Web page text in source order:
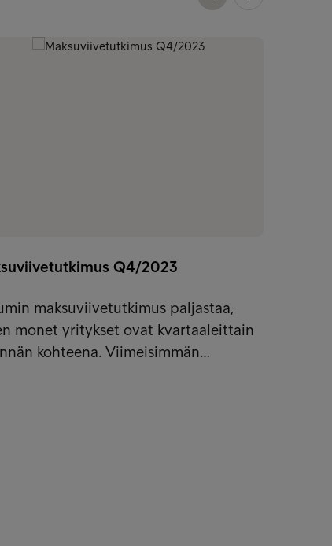
Q4/2023
maksuviivetutkimus paljastaa,
monet yritykset ovat kvartaaleittain
kohteena. Viimeisimmän…